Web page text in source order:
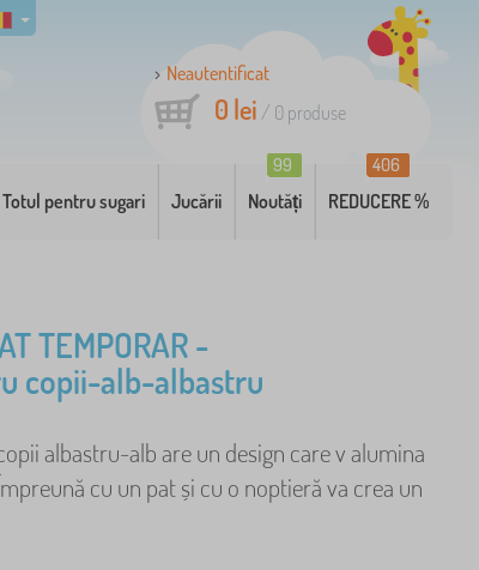
Neautentificat
0 lei / 0 produse
Totul pentru sugari Jucării Noutăți
99
REDUCERE %
406
TEMPORAR -
copii-alb-albastru
albastru-alb are un design care v alumina
cu un pat și cu o noptieră va crea un